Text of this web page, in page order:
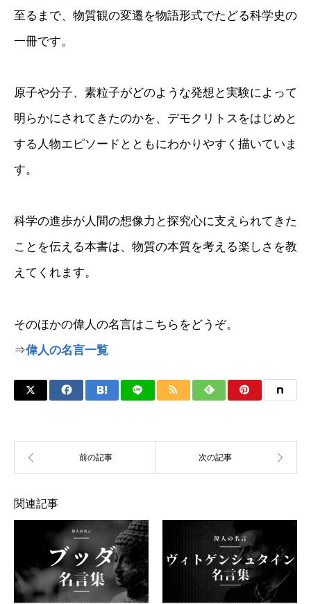
至るまで、物質観の変遷を物語形式でたどる科学史の
一冊です。
原子や分子、素粒子がどのような発想と実験によって
明らかにされてきたのかを、デモクリトスをはじめと
する人物エピソードとともにわかりやすく描いていま
す。
科学の進歩が人間の想像力と探究心に支えられてきた
ことを伝える本書は、物質の本質を考える楽しさを教
えてくれます。
そのほかの偉人の名言はこちらをどうぞ。
⇒偉人の名言一覧
関連記事